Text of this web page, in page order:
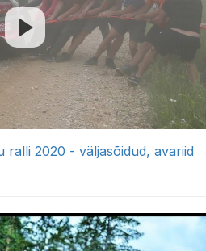
ralli 2020 - väljasõidud, avariid